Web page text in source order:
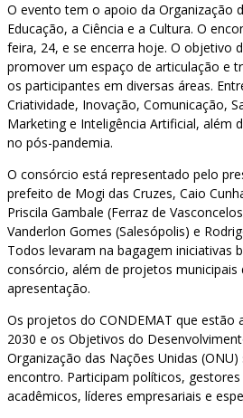
O evento tem o apoio da Organização
Educação, a Ciência e a Cultura. O
feira, 24, e se encerra hoje. O objetivo
promover um espaço de articulação e
os participantes em diversas áreas.
Criatividade, Inovação, Comunicação,
Marketing e Inteligência Artificial, além
no pós-pandemia.
O consórcio está representado pelo
prefeito de Mogi das Cruzes, Caio
Priscila Gambale (Ferraz de
Vanderlon Gomes (Salesópolis) e
Todos levaram na bagagem iniciativas
consórcio, além de projetos municipais
apresentação.
Os projetos do CONDEMAT que estão
2030 e os Objetivos do
Organização das Nações Unidas
encontro. Participam políticos,
acadêmicos, líderes empresariais e